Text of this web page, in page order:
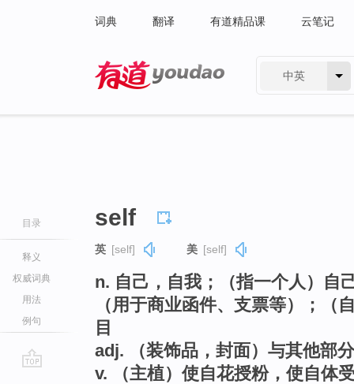
词典 翻译 有道精品课 云笔记
中英
目录
释义
权威词典
用法
例句
self
英 [self] 美 [self]
n. 自己，自我；（指一个人）自
（用于商业函件、支票等）；（
目
adj. （装饰品，封面）与其他部
v. （主植）使自花授粉，使自体